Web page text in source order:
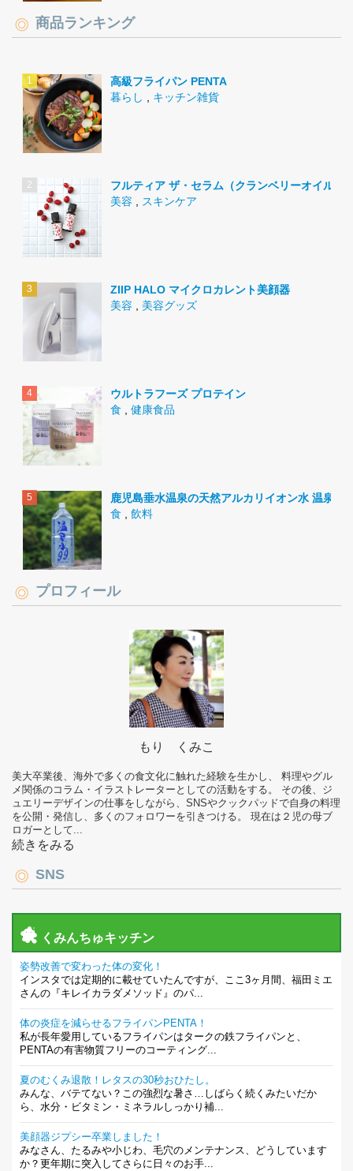
商品ランキング
高級フライパン PENTA
暮らし
キッチン雑貨
フルティア ザ・セラム（クランベリーオイル）
美容
スキンケア
ZIIP HALO マイクロカレント美顔器
美容
美容グッズ
ウルトラフーズ プロテイン
食
健康食品
鹿児島垂水温泉の天然アルカリイオン水 温泉水
食
飲料
プロフィール
もり くみこ
美大卒業後、海外で多くの食文化に触れた経験を生かし、 料理やグル
メ関係のコラム・イラストレーターとしての活動をする。 その後、ジ
ュエリーデザインの仕事をしながら、SNSやクックパッドで自身の料理
を公開・発信し、多くのフォロワーを引きつける。 現在は２児の母ブ
ロガーとして...
続きをみる
SNS
くみんちゅキッチン
姿勢改善で変わった体の変化！
インスタでは定期的に載せていたんですが、ここ3ヶ月間、福田ミエ
さんの『キレイカラダメソッド』のパ...
体の炎症を減らせるフライパンPENTA！
私が長年愛用しているフライパンはタークの鉄フライパンと、
PENTAの有害物質フリーのコーティング...
夏のむくみ退散！レタスの30秒おひたし。
みんな、バテてない？この強烈な暑さ…しばらく続くみたいだか
ら、水分・ビタミン・ミネラルしっかり補...
美顔器ジプシー卒業しました！
みなさん、たるみや小じわ、毛穴のメンテナンス、どうしています
か？更年期に突入してさらに日々のお手...